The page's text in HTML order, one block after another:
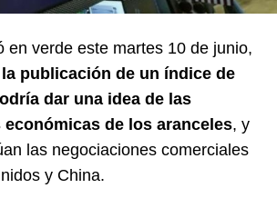
en verde este martes 10 de junio,
publicación de un índice de
dar una idea de las
de los aranceles, y
las negociaciones comerciales
y China.